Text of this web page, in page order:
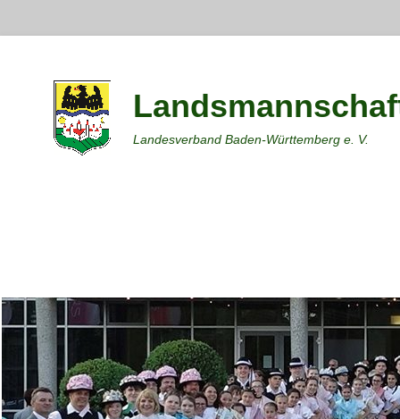
Landesverband Baden-Württemberg e. V.